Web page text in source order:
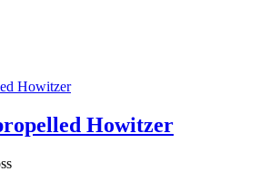
Howitzer